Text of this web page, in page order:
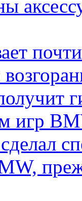
игр